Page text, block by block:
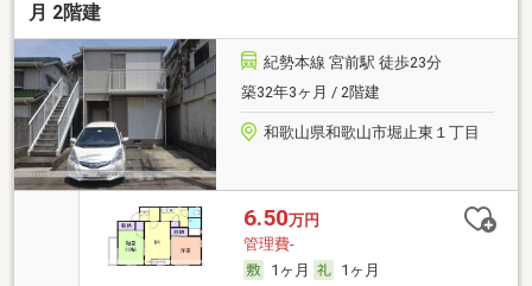
月 2階建
紀勢本線 宮前駅 徒歩23分
築32年3ヶ月 / 2階建
和歌山県和歌山市堀止東１丁目
6.50万円
管理費-
1ヶ月
1ヶ月